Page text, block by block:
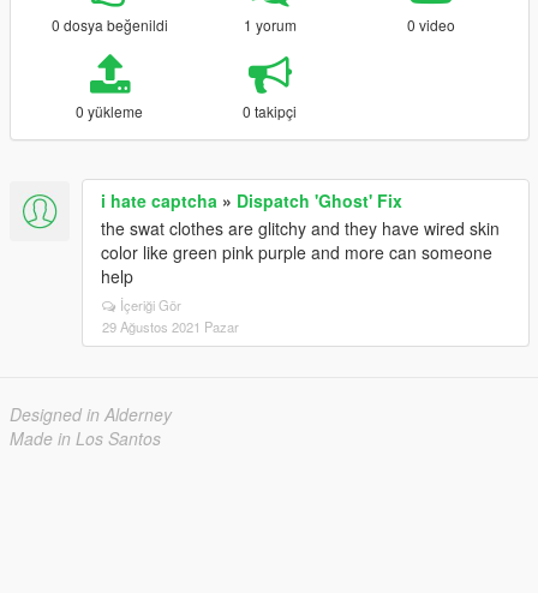
0 dosya beğenildi 1 yorum 0 video
0 yükleme 0 takipçi
i hate captcha » Dispatch 'Ghost' Fix
the swat clothes are glitchy and they have wired skin
color like green pink purple and more can someone
help
İçeriği Gör
29 Ağustos 2021 Pazar
Designed in Alderney
Made in Los Santos